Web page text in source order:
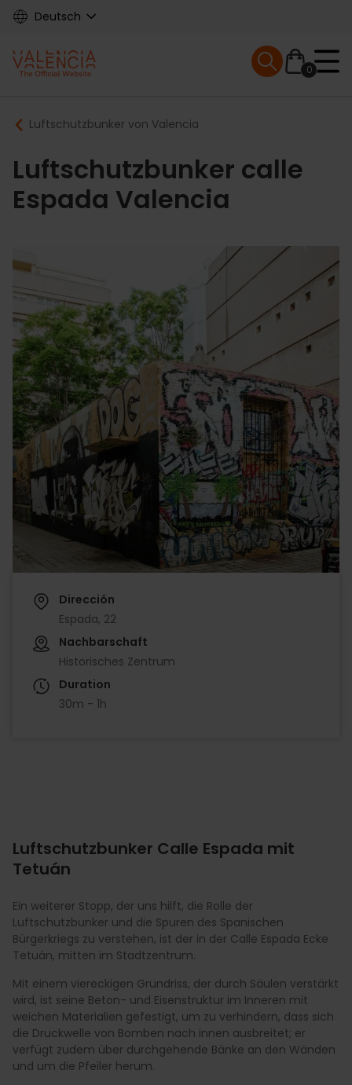
Skip
content
Deutsch
Main
navigation
0
Mobile menu
Breadcrumb
Luftschutzbunker von Valencia
Luftschutzbunker calle
Espada Valencia
Dirección
Espada, 22
Nachbarschaft
Historisches Zentrum
Duration
30m - 1h
Luftschutzbunker Calle Espada mit
Tetuán
Ein weiterer Stopp, der uns hilft, die Rolle der
Luftschutzbunker und die Spuren des Spanischen
Bürgerkriegs zu verstehen, ist der in der Calle Espada Ecke
Tetuán, mitten im Stadtzentrum.
Mit einem viereckigen Grundriss, der durch Säulen verstärkt
wird, ist seine Beton- und Eisenstruktur im Inneren mit
weichen Materialien gefestigt, um zu verhindern, dass sich
die Druckwelle von Bomben nach innen ausbreitet; er
verfügt zudem über durchgehende Bänke an den Wänden
und um die Pfeiler herum.